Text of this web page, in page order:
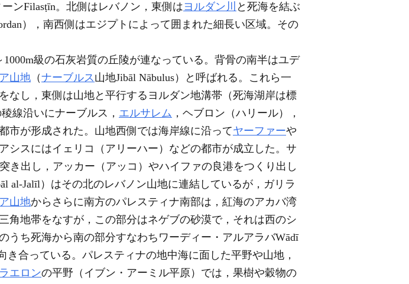
ンFilasṭīn。北側はレバノン，東側はヨルダン川 と死海を結ぶ
），南西側はエジプトによって囲まれた細長い区域。その
級の石灰岩質の丘陵が連なっている。背骨の南半はユデ
山地 （ナーブルス山地Jibāl Nābulus）と呼ばれる。これら一
なし，東側は山地と平行するヨルダン地溝帯（死海湖岸は標
線沿いにナーブルス， エルサレム ，ヘブロン（ハリール），
市が形成された。山地西側では海岸線に沿ってヤーファーや
シスにはイェリコ（アリーハー）などの都市が成立した。サ
き出し，アッカー（アッコ）やハイファの良港をつくり出し
al-Jalīl）はその北のレバノン山地に連結しているが，ガリラ
山地からさらに南方のパレスティナ南部は，紅海のアカバ湾
角地帯をなすが，この部分はネゲブの砂漠で，それは西のシ
ち死海から南の部分すなわちワーディー・アルアラバWādī
合っている。パレスティナの地中海に面した平野や山地，
エロンの平野（イブン・アーミル平原）では，果樹や穀物の